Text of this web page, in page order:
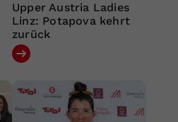
Upper Austria Ladies
Linz: Potapova kehrt
zurück